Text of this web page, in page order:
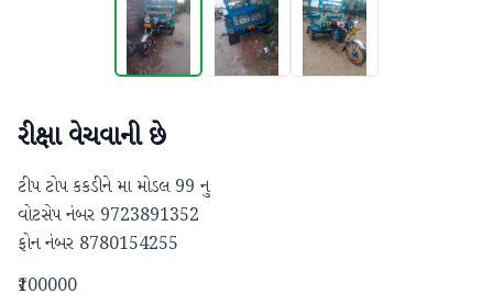
રીક્ષા વેચવાની છે
ટીપ ટોપ કકડીને મા મોડલ 99 નુ
વોટસેપ નંબર 9723891352
ફોન નંબર 8780154255
₹100000